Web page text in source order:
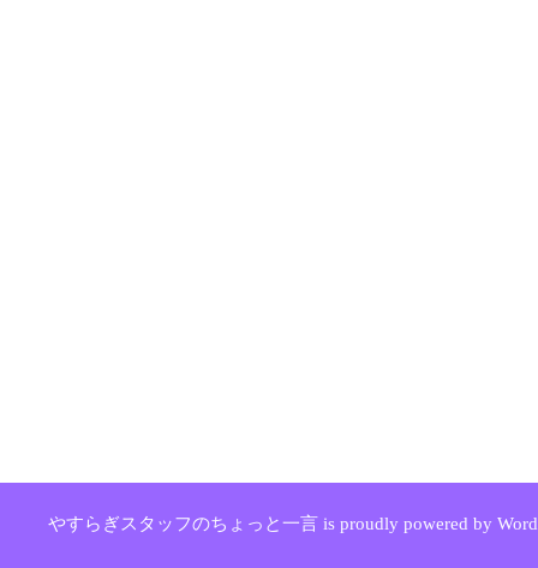
やすらぎスタッフのちょっと一言 is proudly powered by